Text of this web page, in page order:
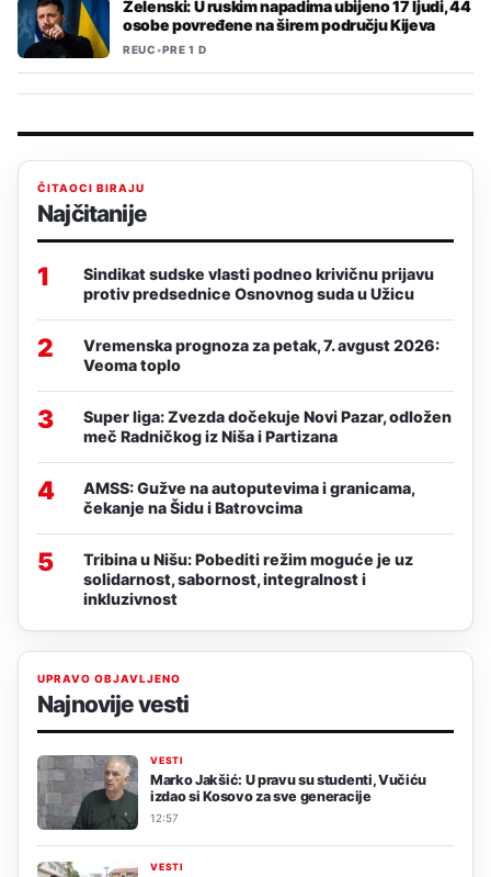
Zelenski: U ruskim napadima ubijeno 17 ljudi, 44
osobe povređene na širem području Kijeva
REUC•PRE 1 D
ČITAOCI BIRAJU
Najčitanije
1
Sindikat sudske vlasti podneo krivičnu prijavu
protiv predsednice Osnovnog suda u Užicu
2
Vremenska prognoza za petak, 7. avgust 2026:
Veoma toplo
3
Super liga: Zvezda dočekuje Novi Pazar, odložen
meč Radničkog iz Niša i Partizana
4
AMSS: Gužve na autoputevima i granicama,
čekanje na Šidu i Batrovcima
5
Tribina u Nišu: Pobediti režim moguće je uz
solidarnost, sabornost, integralnost i
inkluzivnost
UPRAVO OBJAVLJENO
Najnovije vesti
VESTI
Marko Jakšić: U pravu su studenti, Vučiću
izdao si Kosovo za sve generacije
12:57
VESTI